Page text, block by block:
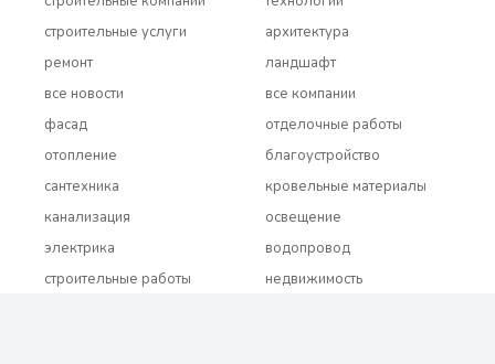
строительные услуги
ремонт
все новости
архитектура
ландшафт
все компании
фасад
отопление
сантехника
канализация
электрика
строительные работы
отделочные работы
благоустройство
кровельные материалы
освещение
водопровод
недвижимость